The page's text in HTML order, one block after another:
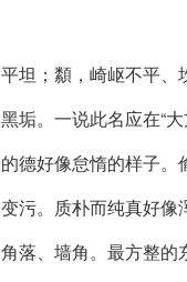
坦；纇，崎岖不平、
垢。一说此名应在“大
德好像怠惰的样子。
污。质朴而纯真好像
落、墙角。最方整的